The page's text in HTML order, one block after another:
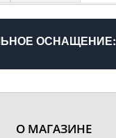
Стекло
ОСНАЩЕНИЕ:
О МАГАЗИНЕ